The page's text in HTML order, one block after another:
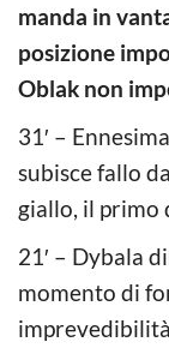
manda in
posizione
Oblak non
31′ –
subisce fallo
giallo, il primo
21′ – Dybala
momento di